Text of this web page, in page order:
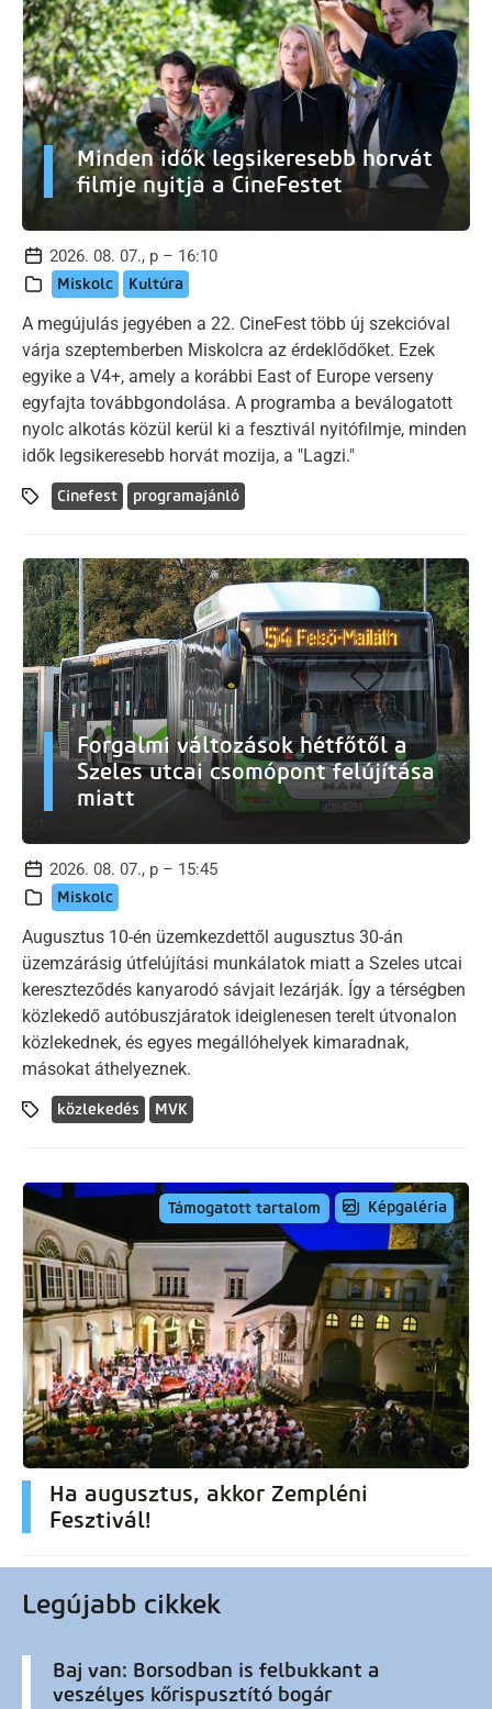
Minden idők legsikeresebb horvát
filmje nyitja a CineFestet
2026. 08. 07., p – 16:10
Miskolc Kultúra
A megújulás jegyében a 22. CineFest több új szekcióval
várja szeptemberben Miskolcra az érdeklődőket. Ezek
egyike a V4+, amely a korábbi East of Europe verseny
egyfajta továbbgondolása. A programba a beválogatott
nyolc alkotás közül kerül ki a fesztivál nyitófilmje, minden
idők legsikeresebb horvát mozija, a "Lagzi."
Cinefest programajánló
Forgalmi változások hétfőtől a
Szeles utcai csomópont felújítása
miatt
2026. 08. 07., p – 15:45
Miskolc
Augusztus 10-én üzemkezdettől augusztus 30-án
üzemzárásig útfelújítási munkálatok miatt a Szeles utcai
kereszteződés kanyarodó sávjait lezárják. Így a térségben
közlekedő autóbuszjáratok ideiglenesen terelt útvonalon
közlekednek, és egyes megállóhelyek kimaradnak,
másokat áthelyeznek.
közlekedés MVK
Támogatott tartalom Képgaléria
Ha augusztus, akkor Zempléni
Fesztivál!
Legújabb cikkek
Baj van: Borsodban is felbukkant a
veszélyes kőrispusztító bogár